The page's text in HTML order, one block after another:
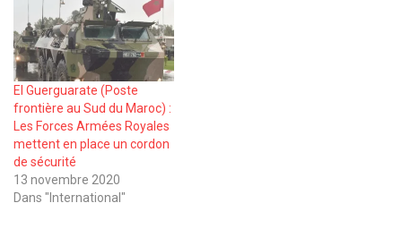
El Guerguarate (Poste
frontière au Sud du Maroc) :
Les Forces Armées Royales
mettent en place un cordon
de sécurité
13 novembre 2020
Dans "International"